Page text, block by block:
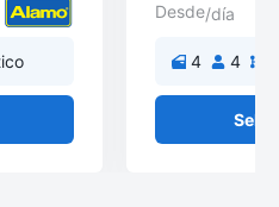
Desde/día
4 4